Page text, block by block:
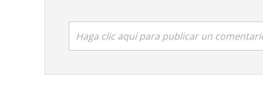
Haga clic aquí para publicar un